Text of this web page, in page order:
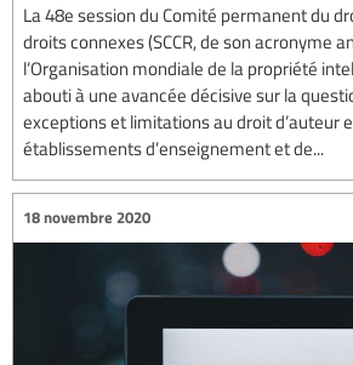
La 48e session du Comité permanent du
droits connexes (SCCR, de son acronyme
l’Organisation mondiale de la propriété
abouti à une avancée décisive sur la
exceptions et limitations au droit d’auteur
établissements d’enseignement et de...
18 novembre 2020